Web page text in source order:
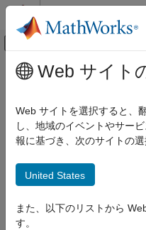
コンテンツへスキップ
オフキャンバ
ドキュメンテーションのホーム
コード検証
Polyspace Bug Finder
Polyspace Bug Finder Results
Common Weakness Enumeration
メインコンテンツ
CWE Rule 500
Public Static Field Not
Since R2023a
Description
which might allow it to be
Web サイト
Web サイトを選択すると、
し、地域のイベントやサー
報に基づき、次のサイトの
United States
また、以下のリストから
す。